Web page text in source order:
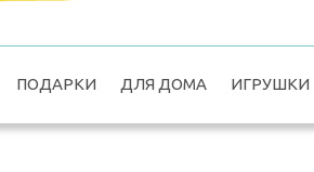
ПОДАРКИ ДЛЯ ДОМА ИГРУШКИ